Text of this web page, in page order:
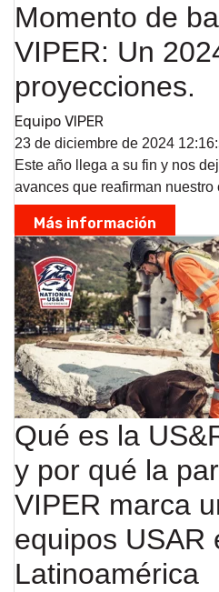
Momento de
VIPER: Un
proyecciones.
Equipo VIPER
23 de diciembre de 2024
Este año llega a su fin y nos
avances que reafirman nuestro
Más información
Qué es la
y por qué la
VIPER marca
equipos USAR
Latinoamérica